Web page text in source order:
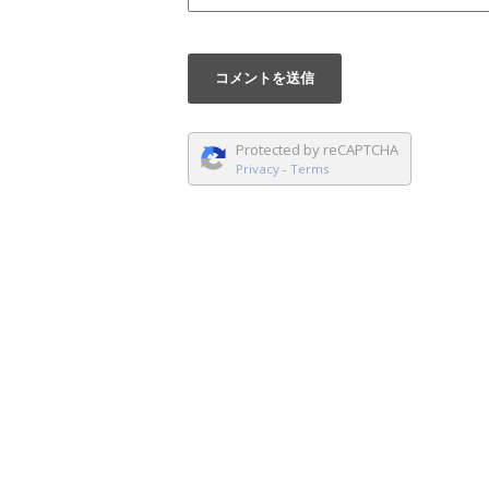
Protected by reCAPTCHA
Privacy - Terms